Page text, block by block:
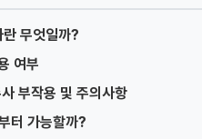
무엇일까?
여부
부작용 및 주의사항
터 가능할까?